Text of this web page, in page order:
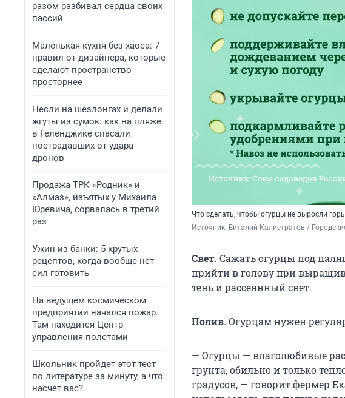
разом разбивал сердца своих
пассий
Маленькая кухня без хаоса: 7
правил от дизайнера, которые
сделают пространство
просторнее
Несли на шезлонгах и делали
жгуты из сумок: как на пляже
в Геленджике спасали
пострадавших от удара
дронов
Продажа ТРК «Родник» и
«Алмаз», изъятых у Михаила
Юревича, сорвалась в третий
раз
Ужин из банки: 5 крутых
рецептов, когда вообще нет
сил готовить
На ведущем космическом
предприятии начался пожар.
Там находится Центр
управления полетами
Школьник пройдет этот тест
по литературе за минуту, а что
насчет вас?
Что сделать, чтобы огурцы не выросли
Источник: Виталий Калистратов /
Свет. Сажать огурцы под
прийти в голову при
тень и рассеянный свет.
Полив. Огурцам нужен
— Огурцы — влаголюбивые
грунта, обильно и только
градусов, — говорит фермер